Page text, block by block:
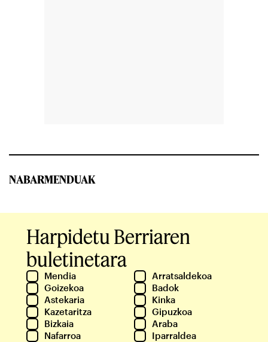
NABARMENDUAK
Harpidetu Berriaren
buletinetara
Mendia
Arratsaldekoa
Goizekoa
Badok
Astekaria
Kinka
Kazetaritza
Gipuzkoa
Bizkaia
Araba
Nafarroa
Iparraldea